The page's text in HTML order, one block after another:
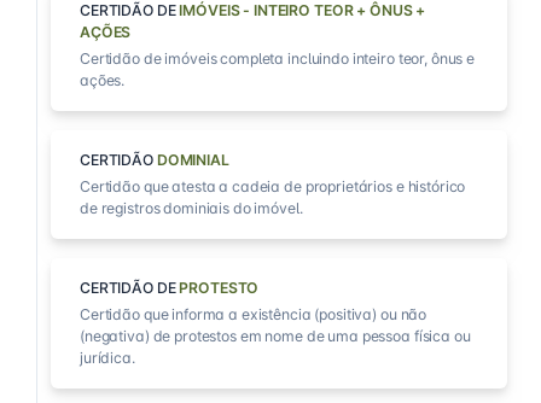
CERTIDÃO DEIMÓVEIS - INTEIRO TEOR + ÔNUS +
AÇÕES
Certidão de imóveis completa incluindo inteiro teor, ônus e
ações.
CERTIDÃO DOMINIAL
Certidão que atesta a cadeia de proprietários e histórico
de registros dominiais do imóvel.
CERTIDÃO DEPROTESTO
Certidão que informa a existência (positiva) ou não
(negativa) de protestos em nome de uma pessoa física ou
jurídica.